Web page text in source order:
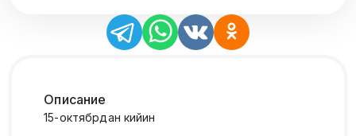
Описание
15-октябрдан кийин